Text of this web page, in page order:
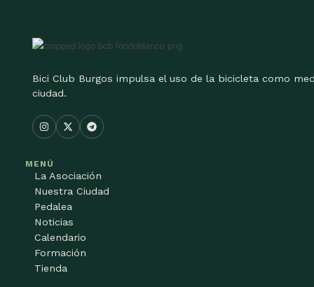
Bici Club Burgos impulsa el uso de la bicicleta como
ciudad.
MENÚ
La Asociación
Nuestra Ciudad
Pedalea
Noticias
Calendario
Formación
Tienda